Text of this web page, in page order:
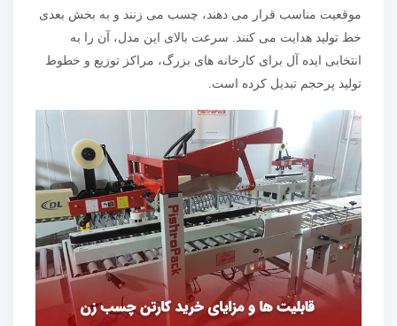
موقعیت مناسب قرار می دهند، چسب می زنند و به بخش بعدی
خط تولید هدایت می کنند. سرعت بالای این مدل، آن را به
انتخابی ایده آل برای کارخانه های بزرگ، مراکز توزیع و خطوط
تولید پرحجم تبدیل کرده است.